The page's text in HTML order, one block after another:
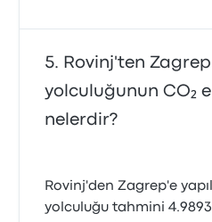
Rovinj'ten
yolculuğunun CO₂
nelerdir?
Rovinj'den Zagrep'e
yolculuğu tahmini